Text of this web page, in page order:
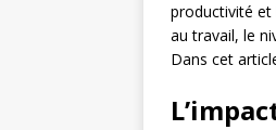
productivité et
au travail, le
Dans cet